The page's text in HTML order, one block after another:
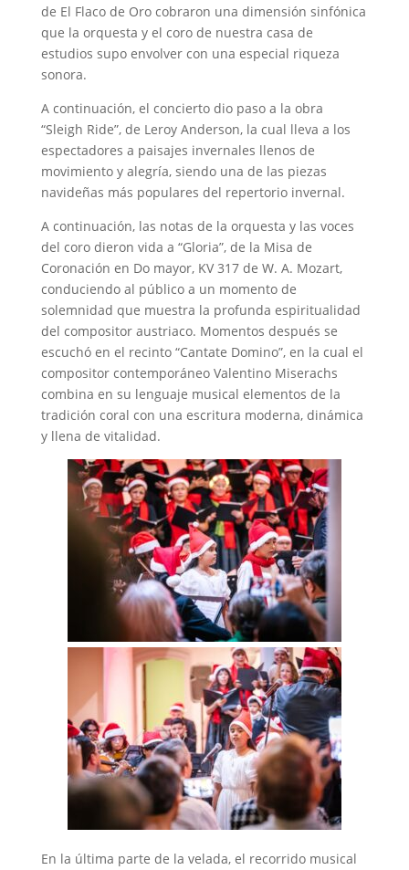
de El Flaco de Oro cobraron una dimensión sinfónica
que la orquesta y el coro de nuestra casa de
estudios supo envolver con una especial riqueza
sonora.
A continuación, el concierto dio paso a la obra
“Sleigh Ride”, de Leroy Anderson, la cual lleva a los
espectadores a paisajes invernales llenos de
movimiento y alegría, siendo una de las piezas
navideñas más populares del repertorio invernal.
A continuación, las notas de la orquesta y las voces
del coro dieron vida a “Gloria”, de la Misa de
Coronación en Do mayor, KV 317 de W. A. Mozart,
conduciendo al público a un momento de
solemnidad que muestra la profunda espiritualidad
del compositor austriaco. Momentos después se
escuchó en el recinto “Cantate Domino”, en la cual el
compositor contemporáneo Valentino Miserachs
combina en su lenguaje musical elementos de la
tradición coral con una escritura moderna, dinámica
y llena de vitalidad.
En la última parte de la velada, el recorrido musical